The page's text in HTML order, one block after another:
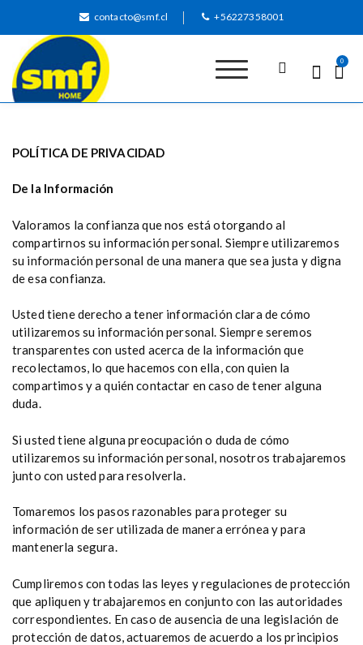
contacto@smf.cl +56227358001
0
POLÍTICA DE PRIVACIDAD
De la Información
Valoramos la confianza que nos está otorgando al
compartirnos su información personal. Siempre utilizaremos
su información personal de una manera que sea justa y digna
de esa confianza.
Usted tiene derecho a tener información clara de cómo
utilizaremos su información personal. Siempre seremos
transparentes con usted acerca de la información que
recolectamos, lo que hacemos con ella, con quien la
compartimos y a quién contactar en caso de tener alguna
duda.
Si usted tiene alguna preocupación o duda de cómo
utilizaremos su información personal, nosotros trabajaremos
junto con usted para resolverla.
Tomaremos los pasos razonables para proteger su
información de ser utilizada de manera errónea y para
mantenerla segura.
Cumpliremos con todas las leyes y regulaciones de protección
que apliquen y trabajaremos en conjunto con las autoridades
correspondientes. En caso de ausencia de una legislación de
protección de datos, actuaremos de acuerdo a los principios